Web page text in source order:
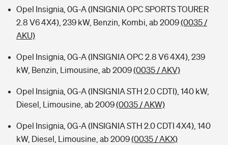
Opel Insignia, 0G-A (INSIGNIA OPC SPORTS TOURER
2.8 V6 4X4), 239 kW, Benzin, Kombi, ab 2009(0035 /
AKU)
Opel Insignia, 0G-A (INSIGNIA OPC 2.8 V6 4X4), 239
kW, Benzin, Limousine, ab 2009(0035 / AKV)
Opel Insignia, 0G-A (INSIGNIA STH 2.0 CDTI), 140 kW,
Diesel, Limousine, ab 2009(0035 / AKW)
Opel Insignia, 0G-A (INSIGNIA STH 2.0 CDTI 4X4), 140
kW, Diesel, Limousine, ab 2009(0035 / AKX)